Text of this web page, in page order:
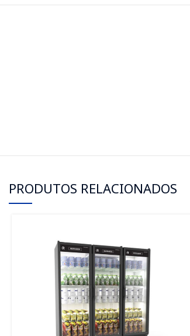
PRODUTOS RELACIONADOS